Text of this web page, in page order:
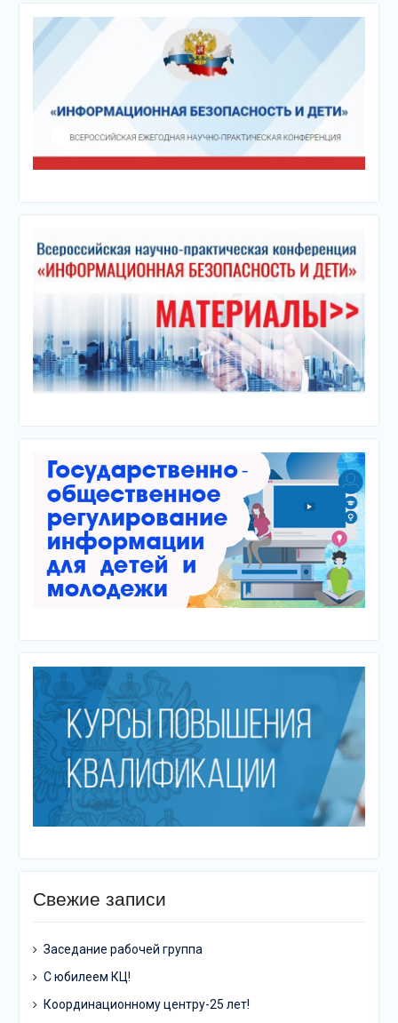
Свежие записи
Заседание рабочей группа
С юбилеем КЦ!
Координационному центру-25 лет!